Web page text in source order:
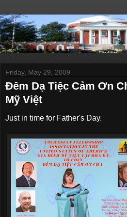
Friday, May 29, 2009
Đêm Dạ Tiệc Cảm Ơn
Mỹ Việt
Just in time for Father's Day.